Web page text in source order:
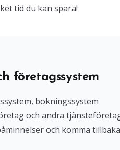
tid du kan spara!
företagssystem
bokningssystem
och andra
och komma tillbaka